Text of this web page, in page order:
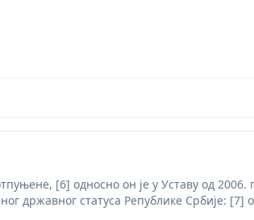
[6] односно он је у Уставу од 2006.
државног статуса Републике Србије: [7]